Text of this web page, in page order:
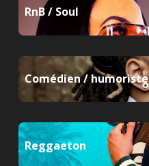
RnB / Soul
Comédien / humoriste
Reggaeton